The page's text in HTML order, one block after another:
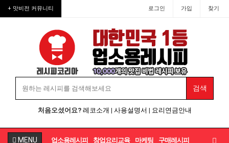
+ 맛비전 커뮤니티 로그인 가입 찾기
처음오셨어요? 레코소개 | 사용설명서 | 요리연금안내
MENU 업소용레시피 창업요리교육 마케팅 구매레시피